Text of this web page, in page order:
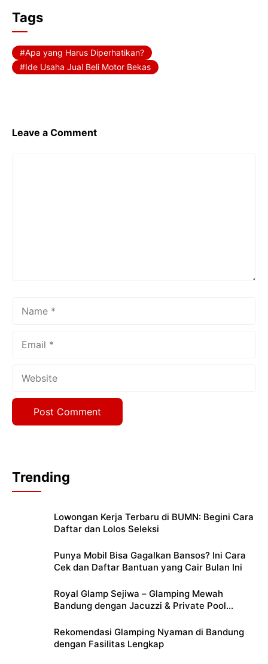
c
e
b
o
A
p
a
m
Tags
Apa yang Harus Diperhatikan?
Ide Usaha Jual Beli Motor Bekas
Leave a Comment
Trending
Lowongan Kerja Terbaru di BUMN: Begini Cara
Daftar dan Lolos Seleksi
Punya Mobil Bisa Gagalkan Bansos? Ini Cara
Cek dan Daftar Bantuan yang Cair Bulan Ini
Royal Glamp Sejiwa – Glamping Mewah
Bandung dengan Jacuzzi & Private Pool
Rekomendasi Glamping Nyaman di Bandung
dengan Fasilitas Lengkap